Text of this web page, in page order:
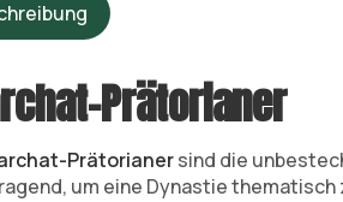
Prätorianer
Prätorianersind die
um eine Dynastie